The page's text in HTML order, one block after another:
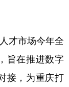
才市场今年全
旨在推进数字
接，为重庆打